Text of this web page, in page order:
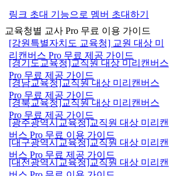
링크 초대 기능으로 멤버 초대하기
교육청별 교사 Pro 무료 이용 가이드
[강원특별자치도 교육청] 교원 대상 미
리캔버스 Pro 무료 제공 가이드
[경기도교육청]교직원 대상 미리캔버스
Pro 무료 제공 가이드
[경남교육청]교직원 대상 미리캔버스
Pro 무료 제공 가이드
[경북교육청]교직원 대상 미리캔버스
Pro 무료 제공 가이드
[광주광역시교육청]교직원 대상 미리캔
버스 Pro 무료 이용 가이드
[대구광역시교육청]교직원 대상 미리캔
버스 Pro 무료 제공 가이드
[대전광역시교육청]교직원 대상 미리캔